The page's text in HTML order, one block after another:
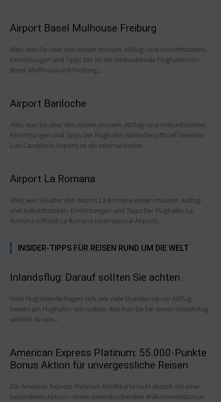
Airport Basel Mulhouse Freiburg
Alles, was Sie über den wissen müssen: Abflug- und Ankunftszeiten,
Einrichtungen und Tipps Der ist der internationale Flughafen von
Basel, Mulhouse und Freiburg....
Airport Bariloche
Alles, was Sie über den wissen müssen: Abflug- und Ankunftszeiten,
Einrichtungen und Tipps Der Flughafen Bariloche (offiziell Teniente
Luis Candelaria Airport) ist ein internationaler...
Airport La Romana
Alles, was Sie über den Airport La Romana wissen müssen: Abflug-
und Ankunftszeiten, Einrichtungen und Tipps Der Flughafen La
Romana (offiziell La Romana International Airport)...
INSIDER-TIPPS FÜR REISEN RUND UM DIE WELT
Inlandsflug: Darauf sollten Sie achten
Viele Flugreisende fragen sich, wie viele Stunden sie vor Abflug
bereits am Flughafen sein sollten. Wie früh Sie bei einem Inlandsflug
wirklich da sein...
American Express Platinum: 55.000-Punkte
Bonus Aktion für unvergessliche Reisen
Die American Express Platinum Kreditkarte lockt derzeit mit einer
besonderen Aktion – einem beeindruckenden Willkommensbonus